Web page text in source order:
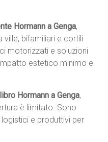
Hormann a Genga,
ville, bifamiliari e cortili
motorizzati e soluzioni
estetico minimo e
Hormann a Genga,
è limitato. Sono
e produttivi per